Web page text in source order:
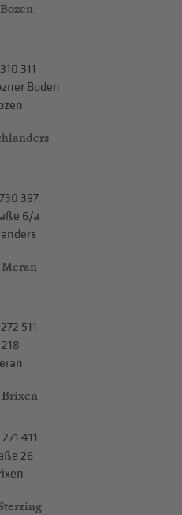
311
Boden
397
6/a
511
Brixen
411
26